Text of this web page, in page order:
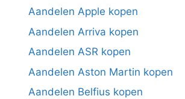
Aandelen Apple kopen
Aandelen Arriva kopen
Aandelen ASR kopen
Aandelen Aston Martin kopen
Aandelen Belfius kopen